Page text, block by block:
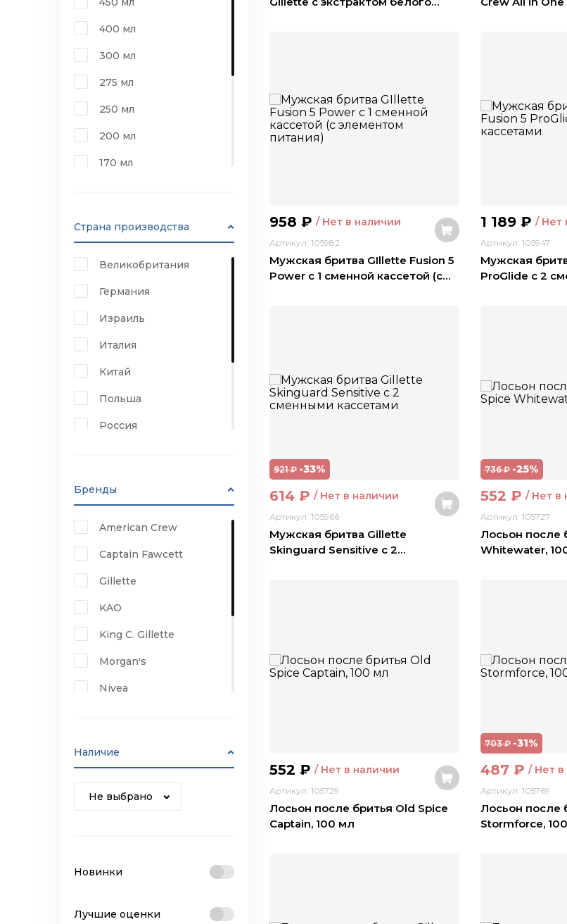
400 мл
300 мл
275 мл
250 мл
200 мл
170 мл
100 мл
75 мл
50 мл
435 мл
190 мл
Страна производства
Великобритания
Германия
Израиль
Италия
Китай
Польша
Россия
Япония
Англия
Бренды
American Crew
Captain Fawcett
Gillette
KAO
King C. Gillette
Morgan's
Nivea
Insight
Holy Land
Наличие
Не выбрано
Новинки
Лучшие оценки
958 ₽ / Нет в наличии
Артикул: 105982
Мужская бритва GIllette Fusion 5
Power с 1 сменной кассетой (с…
1 189 ₽ / Нет
Артикул: 105947
Мужская
ProGlide с 2
921₽ -33%
614 ₽ / Нет в наличии
Артикул: 105966
Мужская бритва Gillette
Skinguard Sensitive с 2…
736₽ -25%
552 ₽ / Нет в
Артикул: 105727
Лосьон после
Whitewater,
552 ₽ / Нет в наличии
Артикул: 105729
Лосьон после бритья Old Spice
Captain, 100 мл
703₽ -31%
487 ₽ / Нет в
Артикул: 105769
Лосьон после
Stormforce,